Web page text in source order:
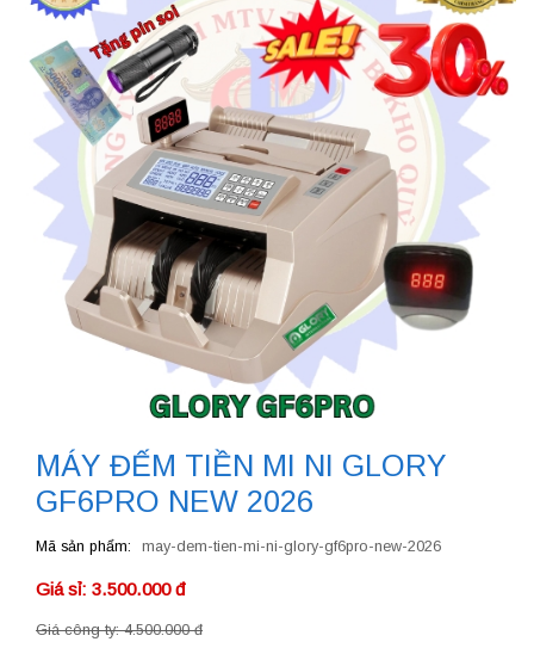
MÁY ĐẾM TIỀN MI NI GLORY
GF6PRO NEW 2026
Mã sản phẩm may-dem-tien-mi-ni-glory-gf6pro-new-2026
Giá sỉ: 3.500.000 đ
Giá công ty: 4.500.000 đ